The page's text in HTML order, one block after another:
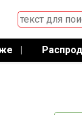
|